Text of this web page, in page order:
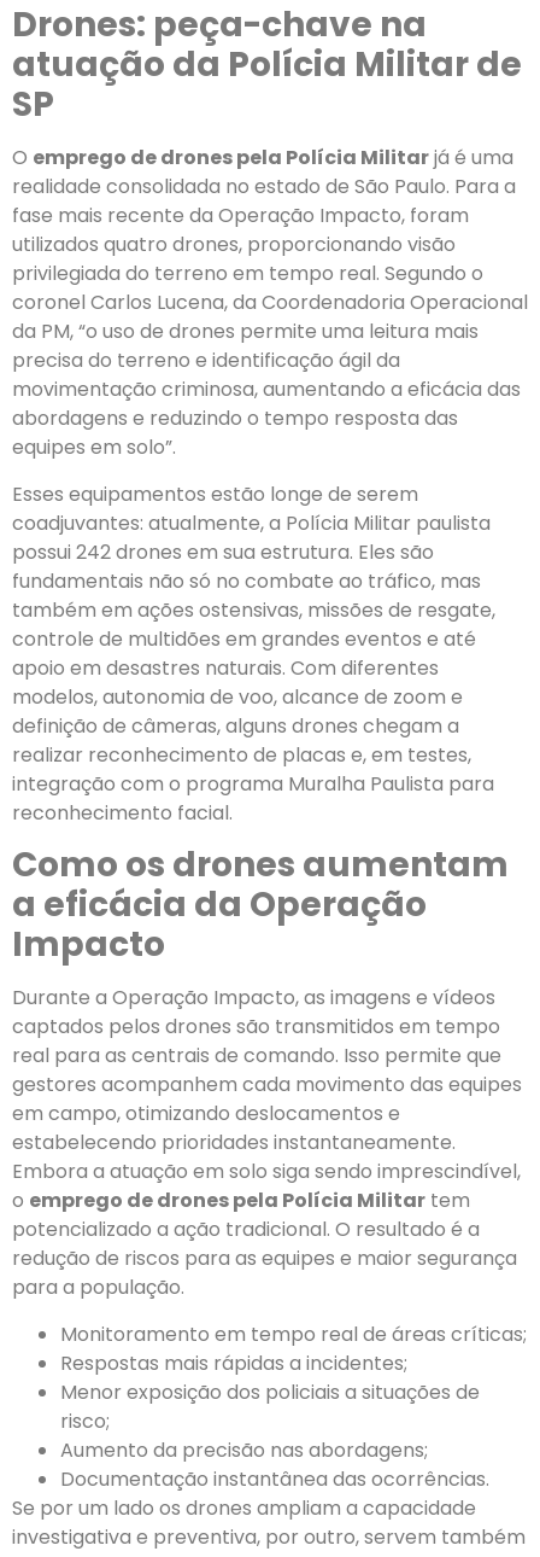
Drones: peça-chave na
atuação da Polícia Militar de
SP
O emprego de drones pela Polícia Militarjá é uma
realidade consolidada no estado de São Paulo. Para a
fase mais recente da Operação Impacto, foram
utilizados quatro drones, proporcionando visão
privilegiada do terreno em tempo real. Segundo o
coronel Carlos Lucena, da Coordenadoria Operacional
da PM, “o uso de drones permite uma leitura mais
precisa do terreno e identificação ágil da
movimentação criminosa, aumentando a eficácia das
abordagens e reduzindo o tempo resposta das
equipes em solo”.
Esses equipamentos estão longe de serem
coadjuvantes: atualmente, a Polícia Militar paulista
possui 242 drones em sua estrutura. Eles são
fundamentais não só no combate ao tráfico, mas
também em ações ostensivas, missões de resgate,
controle de multidões em grandes eventos e até
apoio em desastres naturais. Com diferentes
modelos, autonomia de voo, alcance de zoom e
definição de câmeras, alguns drones chegam a
realizar reconhecimento de placas e, em testes,
integração com o programa Muralha Paulista para
reconhecimento facial.
Como os drones aumentam
a eficácia da Operação
Impacto
Durante a Operação Impacto, as imagens e vídeos
captados pelos drones são transmitidos em tempo
real para as centrais de comando. Isso permite que
gestores acompanhem cada movimento das equipes
em campo, otimizando deslocamentos e
estabelecendo prioridades instantaneamente.
Embora a atuação em solo siga sendo imprescindível,
o emprego de drones pela Polícia Militar tem
potencializado a ação tradicional. O resultado é a
redução de riscos para as equipes e maior segurança
para a população.
Monitoramento em tempo real de áreas críticas;
Respostas mais rápidas a incidentes;
Menor exposição dos policiais a situações de
risco;
Aumento da precisão nas abordagens;
Documentação instantânea das ocorrências.
Se por um lado os drones ampliam a capacidade
investigativa e preventiva, por outro, servem também